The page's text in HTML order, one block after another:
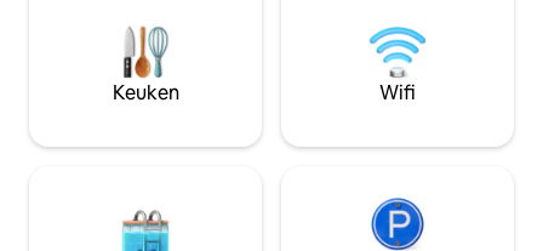
vrienden en familie. Geniet van een
nieuwe keuken met moderne
apparatuur en een lichte lounge met
een leren bank en houtvuur.
Australië moeilijk te
is self catering en
koppels of
Keuken Wifi